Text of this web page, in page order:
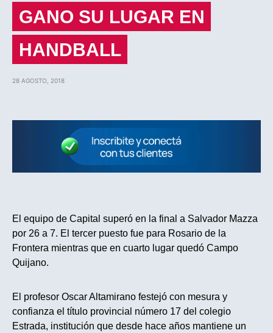
GANO SU LUGAR EN
HANDBALL
28 AGOSTO, 2018
El equipo de Capital superó en la final a Salvador Mazza
por 26 a 7. El tercer puesto fue para Rosario de la
Frontera mientras que en cuarto lugar quedó Campo
Quijano.
El profesor Oscar Altamirano festejó con mesura y
confianza el título provincial número 17 del colegio
Estrada, institución que desde hace años mantiene un